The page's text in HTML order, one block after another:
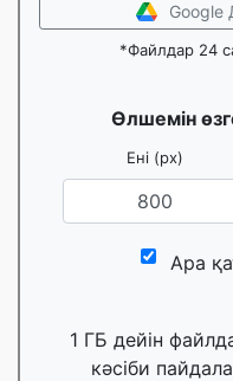
Google
*Файлдар 24
Өлшемін
Ені (px)
Ара
1 ГБ дейін
кәсіби